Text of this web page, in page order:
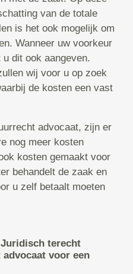
van de totale
is het ook mogelijk om
Wanneer uw voorkeur
dit ook aangeven.
wij voor u op zoek
de kosten een vast
advocaat, zijn er
nog meer kosten
kosten gemaakt voor
behandelt de zaak en
u zelf betaalt moeten
terecht
voor een